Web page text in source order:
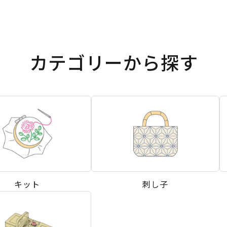
カテゴリーから探す
キット 刺し子